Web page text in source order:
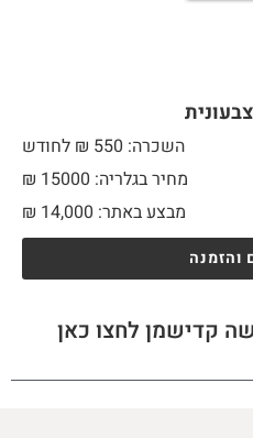
השכרה: 550 ₪ לחודש
מחיר בגלריה: 15000 ₪
מבצע באתר:
₪ 14,000
והזמנה
קדישמן לחצו כאן